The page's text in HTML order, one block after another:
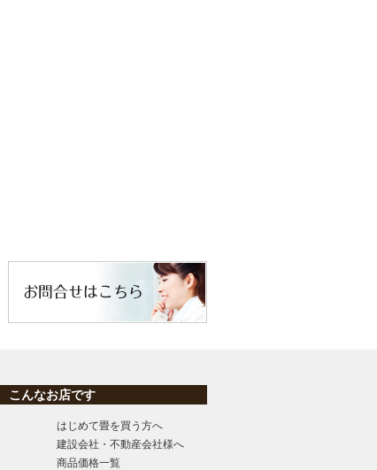
こんなお店です
はじめて畳を買う方へ
建設会社・不動産会社様へ
商品価格一覧